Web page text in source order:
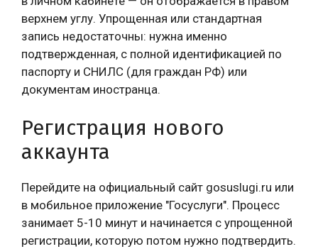
верхнем углу. Упрощенная или стандартная
запись недостаточны: нужна именно
подтвержденная, с полной идентификацией по
паспорту и СНИЛС (для граждан РФ) или
документам иностранца.
Регистрация нового
аккаунта
Перейдите на официальный сайт gosuslugi.ru или
в мобильное приложение "Госуслуги". Процесс
занимает 5-10 минут и начинается с упрощенной
регистрации, которую потом нужно подтвердить.